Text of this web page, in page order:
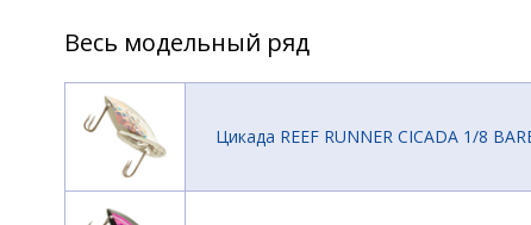
Весь модельный ряд
Цикада REEF RUNNER CICADA 1/8